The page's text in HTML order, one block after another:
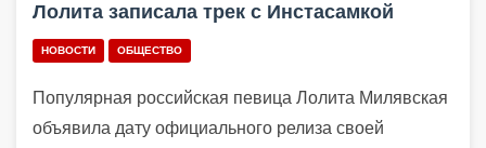
Лолита записала трек с Инстасамкой
НОВОСТИ ОБЩЕСТВО
Популярная российская певица Лолита Милявская
объявила дату официального релиза своей